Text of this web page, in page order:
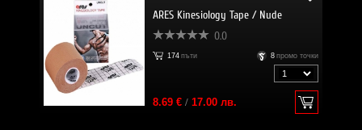
ARES Kinesiology Tape / Nude
0.0
174 пъти 8 промо точки
8.69 €/ 17.00 лв.